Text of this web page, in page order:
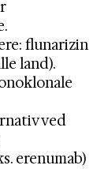
flunarizin
land).
ved
erenumab)​